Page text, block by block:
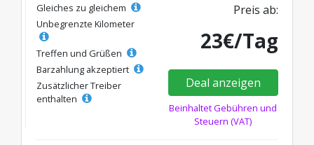
Gleiches zu gleichem
Unbegrenzte Kilometer
Treffen und Grüßen
Barzahlung akzeptiert
Zusätzlicher Treiber
enthalten
Preis ab:
23€/Tag
Deal anzeigen
Beinhaltet Gebühren und
Steuern (VAT)